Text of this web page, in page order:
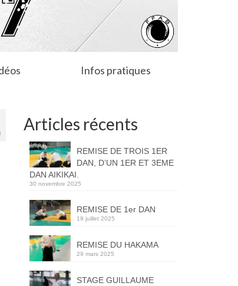
Infos pratiques
Articles récents
REMISE DE TROIS 1ER
DAN, D’UN 1ER ET 3EME
DAN AIKIKAI.
30 novembre 2025
REMISE DE 1er DAN
19 juillet 2025
REMISE DU HAKAMA
29 mars 2025
STAGE GUILLAUME